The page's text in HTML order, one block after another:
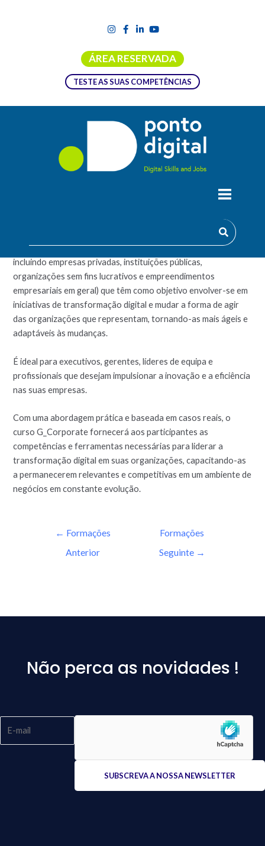
ÁREA RESERVADA
TESTE AS SUAS COMPETÊNCIAS
O curso G_Corporate destina-se especificamente a membros
de empresas (organizações de diversos setores e tamanhos,
incluindo empresas privadas, instituições públicas,
organizações sem fins lucrativos e empreendimentos
empresariais em geral) que têm como objetivo envolver-se em
iniciativas de transformação digital e mudar a forma de agir
das organizações que representam, tornando-as mais ágeis e
adaptáveis às mudanças.
É ideal para executivos, gerentes, líderes de equipa e
profissionais que desejam impulsionar a inovação e a eficiência
nas suas empresas.
Com uma abordagem prática e baseada em casos reais, o
curso G_Corporate fornecerá aos participantes as
competências e ferramentas necessárias para liderar a
transformação digital em suas organizações, capacitando-as
a permanecerem relevantes e competitivas em um ambiente de
negócios em constante evolução.
← Formações
Anterior
Formações
Seguinte →
Não perca as novidades !